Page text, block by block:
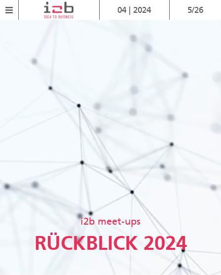
04 | 2024 5/26
i2b meet-ups
RÜCKBLICK 2024